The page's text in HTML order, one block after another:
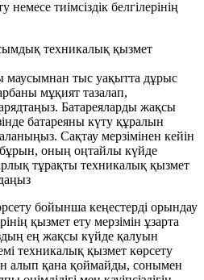
тиімсіздік белгілерінің
техникалық қызмет
маусымнан тыс уақытта дұрыс
мұқият тазалап,
Батареяларды жақсы
батареяны күту құралын
Сақтау мерзімінен кейін
оның оңтайлы күйде
тұрақты техникалық қызмет
бойынша кеңестерді орындау
қызмет ету мерзімін ұзарта
ең жақсы күйде қалуын
техникалық қызмет көрсету
алып қана қоймайды, сонымен